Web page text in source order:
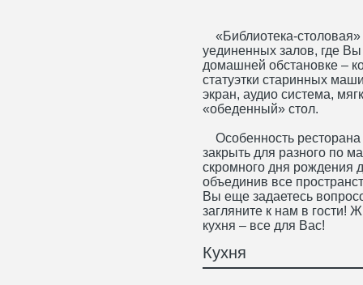
«Библиотека-
уединенных залов, где
домашней обстановке –
статуэтки старинных
экран, аудио система,
«обеденный» стол.
Особенность
закрыть для разного по
скромного дня рождения
объединив все
Вы еще задаетесь
загляните к нам в гости!
кухня – все для Вас!
Кухня